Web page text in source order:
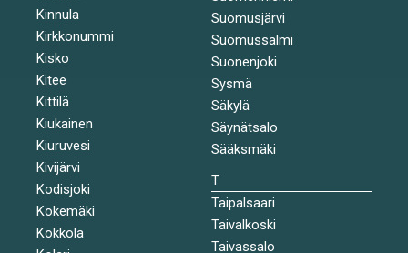
Kinnula
Kirkkonummi
Kisko
Kitee
Kittilä
Kiukainen
Kiuruvesi
Kivijärvi
Kodisjoki
Kokemäki
Kokkola
Suomusjärvi
Suomussalmi
Suonenjoki
Sysmä
Säkylä
Säynätsalo
Sääksmäki
T
Taipalsaari
Taivalkoski
Taivassalo